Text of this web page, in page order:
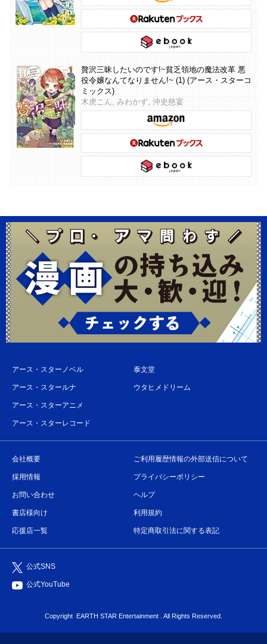
贅沢三昧したいのです!~貧乏領地の魔法改革 悪
役令嬢なんてなりません!~ (1) (アース・スターコ
ミックス)
木虎こん, みわかず, 沖史慈宴
アース・スターノベル
アース・スタールナ
アース・スターアニメ
アース・スターレコード
泰文堂
ウタヒメドリーム
会社概要
採用情報
お問い合わせ
書店様向け
応援店一覧
ご利用履歴情報の外部送信について
プライバシーポリシー
ヘルプ
利用規約
特定商取引法に関する表記
公式SNS
公式YouTube
Copyright EARTH STAR Entertainment . All Rights Reserved.